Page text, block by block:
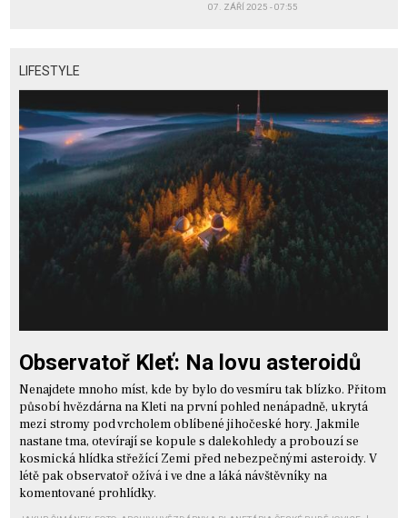
07. ZÁŘÍ 2025 - 07:55
LIFESTYLE
Observatoř Kleť: Na lovu asteroidů
Nenajdete mnoho míst, kde by bylo do vesmíru tak blízko. Přitom
působí hvězdárna na Kleti na první pohled nenápadně, ukrytá
mezi stromy pod vrcholem oblíbené jihočeské hory. Jakmile
nastane tma, otevírají se kopule s dalekohledy a probouzí se
kosmická hlídka střežící Zemi před nebezpečnými asteroidy. V
létě pak observatoř ožívá i ve dne a láká návštěvníky na
komentované prohlídky.